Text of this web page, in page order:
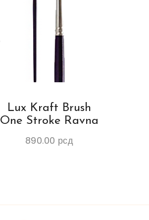
Lux Kraft Brush
One Stroke Ravna
890.00 рсд